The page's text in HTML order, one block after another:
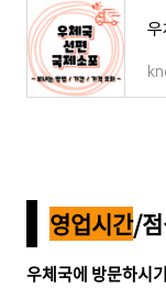
영업시간/
우체국에 방문하시